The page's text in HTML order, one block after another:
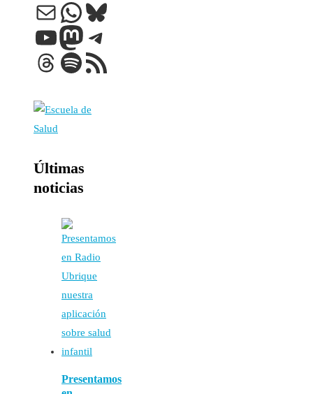
Correo electrónico
WhatsApp
Bluesky
YouTube
Mastodon
Telegram
Threads
Spotify
Feed RSS
Últimas
noticias
Presentamos